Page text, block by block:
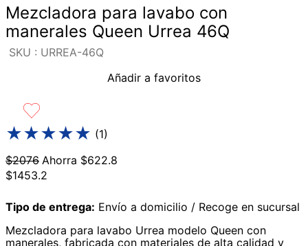
Mezcladora para lavabo con
manerales Queen Urrea 46Q
: URREA-46Q
Añadir a favoritos
★★★★★ (1)
$2076 Ahorra $622.8
$1453.2
Tipo de entrega: Envío a domicilio / Recoge en sucursal
Mezcladora para lavabo Urrea modelo Queen con
manerales, fabricada con materiales de alta calidad y
5.
lavabo
6.
wc
7.
wpc
. lavabos